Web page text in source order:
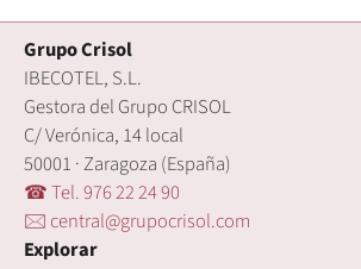
Grupo Crisol
IBECOTEL, S.L.
Gestora del Grupo CRISOL
C/ Verónica, 14 local
50001 · Zaragoza (España)
☎ Tel. 976 22 24 90
🖂 central@grupocrisol.com
Explorar